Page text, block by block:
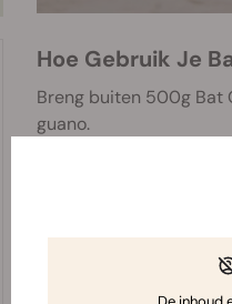
Hoe Gebruik Je
Breng buiten 500g Bat
guano.
Kweek je binnen in
zaailingen. In een
500 gram